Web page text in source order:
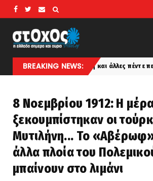
BREAKING NEWS:
και άλλες πέντε περιοχές της χώρας
8 Νοεμβρίου 1912: Η
ξεκουμπίστηκαν οι
Μυτιλήνη... Το
άλλα πλοία του
μπαίνουν στο λιμάνι